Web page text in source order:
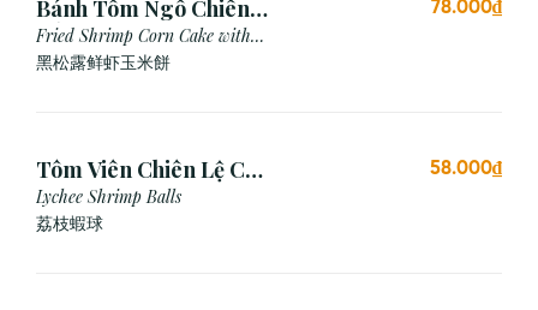
Bánh Tôm Ngô Chiên
Nấm Truffle (3 viên)
Fried Shrimp Corn Cake with
Truffle
黑松露鲜虾玉米餅
78.000₫
Tôm Viên Chiên Lệ Chi
(3 viên)
Lychee Shrimp Balls
荔枝蝦球
58.000₫